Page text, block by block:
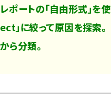
ポートの「自由形式」を
」に絞って原因を探索。
ら分類。